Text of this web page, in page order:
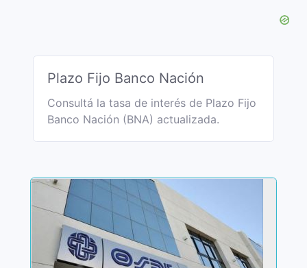
Plazo Fijo Banco Nación
Consultá la tasa de interés de Plazo Fijo
Banco Nación (BNA) actualizada.